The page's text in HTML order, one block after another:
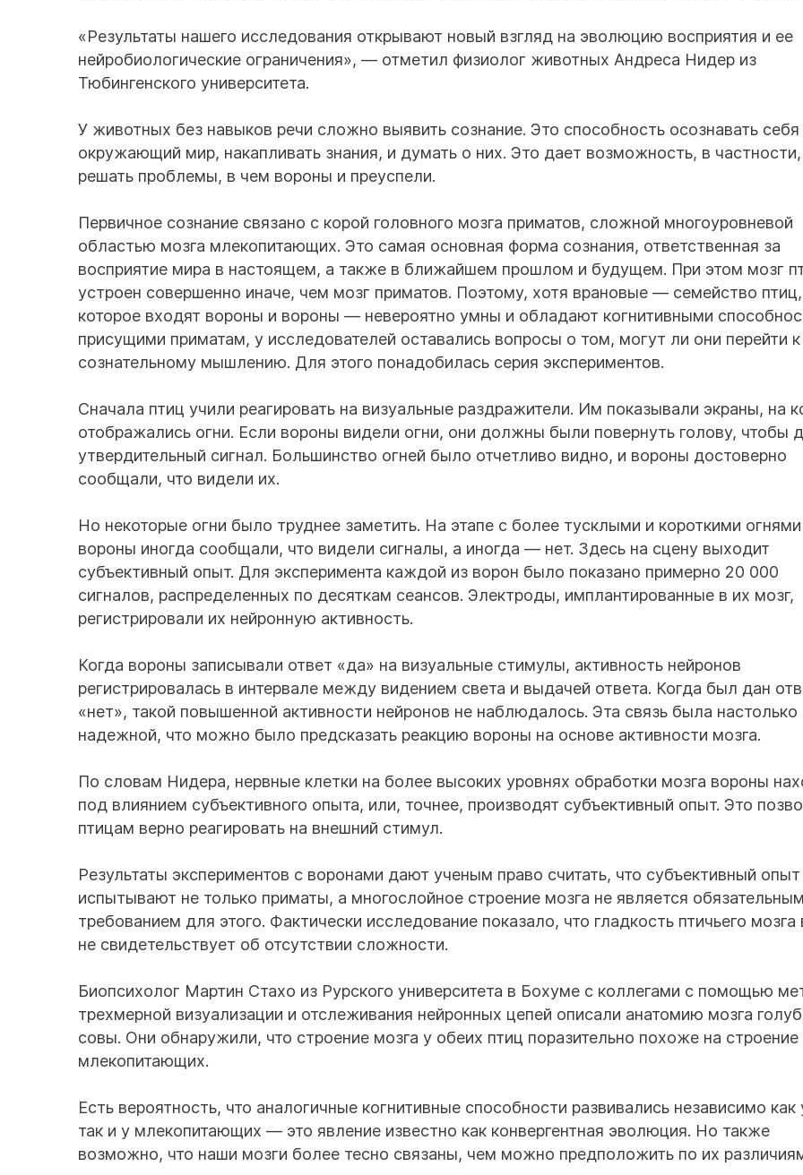
«Результаты нашего исследования открывают новый взгляд на эволюцию восприятия и ее
нейробиологические ограничения», — отметил физиолог животных Андреса Нидер из
Тюбингенского университета.
У животных без навыков речи сложно выявить сознание. Это способность осознавать себя
окружающий мир, накапливать знания, и думать о них. Это дает возможность, в частности,
решать проблемы, в чем вороны и преуспели.
Первичное сознание связано с корой головного мозга приматов, сложной многоуровневой
областью мозга млекопитающих. Это самая основная форма сознания, ответственная за
восприятие мира в настоящем, а также в ближайшем прошлом и будущем. При этом мозг
устроен совершенно иначе, чем мозг приматов. Поэтому, хотя врановые — семейство
которое входят вороны и вороны — невероятно умны и обладают когнитивными
присущими приматам, у исследователей оставались вопросы о том, могут ли они перейти к
сознательному мышлению. Для этого понадобилась серия экспериментов.
Сначала птиц учили реагировать на визуальные раздражители. Им показывали экраны, на
отображались огни. Если вороны видели огни, они должны были повернуть голову, чтобы
утвердительный сигнал. Большинство огней было отчетливо видно, и вороны достоверно
сообщали, что видели их.
Но некоторые огни было труднее заметить. На этапе с более тусклыми и короткими огнями
вороны иногда сообщали, что видели сигналы, а иногда — нет. Здесь на сцену выходит
субъективный опыт. Для эксперимента каждой из ворон было показано примерно 20 000
сигналов, распределенных по десяткам сеансов. Электроды, имплантированные в их мозг,
регистрировали их нейронную активность.
Когда вороны записывали ответ «да» на визуальные стимулы, активность нейронов
регистрировалась в интервале между видением света и выдачей ответа. Когда был дан
«нет», такой повышенной активности нейронов не наблюдалось. Эта связь была настолько
надежной, что можно было предсказать реакцию вороны на основе активности мозга.
По словам Нидера, нервные клетки на более высоких уровнях обработки мозга вороны
под влиянием субъективного опыта, или, точнее, производят субъективный опыт. Это
птицам верно реагировать на внешний стимул.
Результаты экспериментов с воронами дают ученым право считать, что субъективный опыт
испытывают не только приматы, а многослойное строение мозга не является обязательным
требованием для этого. Фактически исследование показало, что гладкость птичьего мозга
не свидетельствует об отсутствии сложности.
Биопсихолог Мартин Стахо из Рурского университета в Бохуме с коллегами с помощью
трехмерной визуализации и отслеживания нейронных цепей описали анатомию мозга
совы. Они обнаружили, что строение мозга у обеих птиц поразительно похоже на строение
млекопитающих.
Есть вероятность, что аналогичные когнитивные способности развивались независимо как
так и у млекопитающих — это явление известно как конвергентная эволюция. Но также
возможно, что наши мозги более тесно связаны, чем можно предположить по их